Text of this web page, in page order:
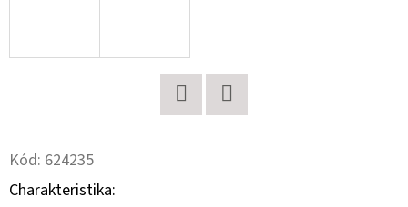
Kód: 624235
Charakteristika:
D
R
U